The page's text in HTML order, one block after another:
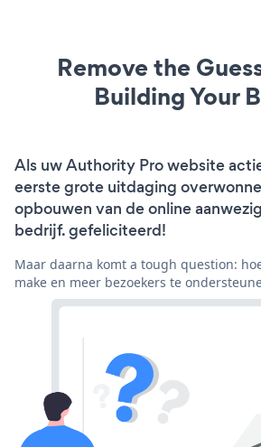
Remove the
Building Your
Als uw Authority Pro website
eerste grote uitdaging
opbouwen van de online
bedrijf. gefeliciteerd!
Maar daarna komt a tough question:
make en meer bezoekers te